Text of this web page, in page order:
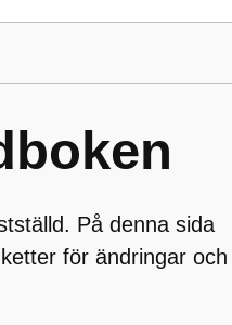
På denna sida
för ändringar och